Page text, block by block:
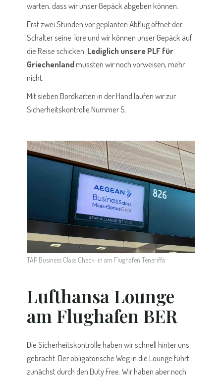
warten, dass wir unser Gepäck abgeben können.
Erst zwei Stunden vor geplanten Abflug öffnet der
Schalter seine Tore und wir können unser Gepäck auf
die Reise schicken. Lediglich unsere PLF für
Griechenlandmussten wir noch vorweisen, mehr
nicht.
Mit sieben Bordkarten in der Hand laufen wir zur
Sicherheitskontrolle Nummer 5.
TAP Business Class Check-in am Flughafen Teneriffa
Lufthansa Lounge
am Flughafen BER
Die Sicherheitskontrolle haben wir schnell hinter uns
gebracht. Der obligatorische Weg in die Lounge führt
zunächst durch den Duty Free. Wir haben aber noch